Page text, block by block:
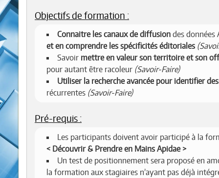
Objectifs de formation :
Connaitre les canaux de diffusion des données
et en comprendre les spécificités éditoriales
Savoir mettre en valeur son territoire et son
pour autant être racoleur (Savoir-Faire)
Utiliser la recherche avancée pour identifier
récurrentes (Savoir-Faire)
Pré-requis :
Les participants doivent avoir participé à la
Découvrir & Prendre en Mains Apidae
Un test de positionnement sera proposé en
la formation aux stagiaires n’ayant pas déjà